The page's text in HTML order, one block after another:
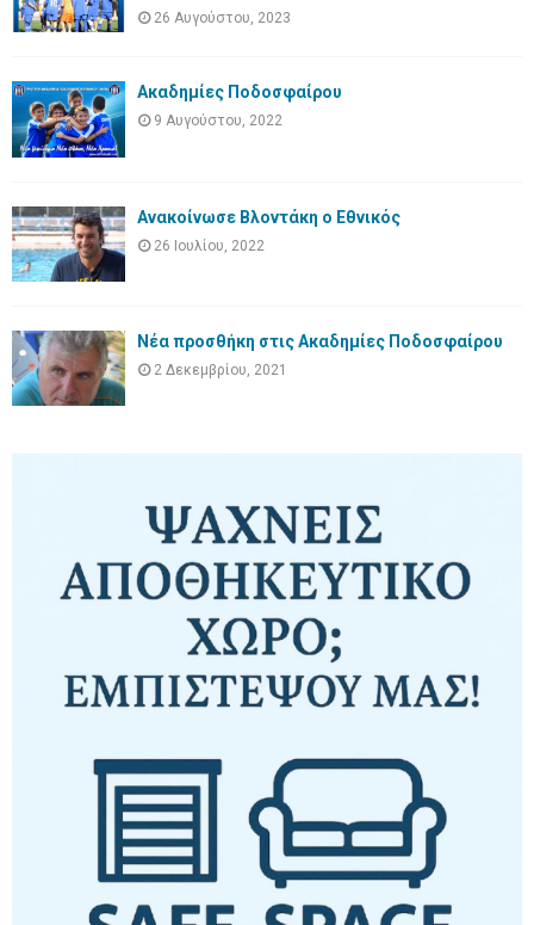
26 Αυγούστου, 2023
Ακαδημίες Ποδοσφαίρου
9 Αυγούστου, 2022
Ανακοίνωσε Βλοντάκη ο Εθνικός
26 Ιουλίου, 2022
Νέα προσθήκη στις Ακαδημίες Ποδοσφαίρου
2 Δεκεμβρίου, 2021